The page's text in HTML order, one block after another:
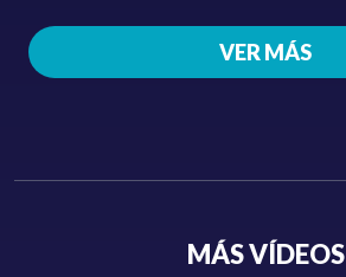
VER MÁS
MÁS VÍDEOS